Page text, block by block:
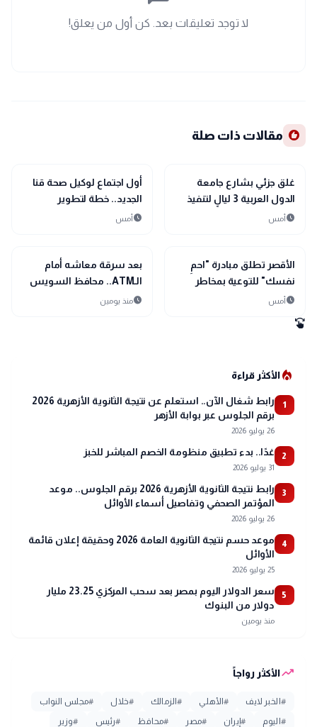
لا توجد تعليقات بعد. كن أول من يعلق!
recommend مقالات ذات صلة
map
أخبار المحافظات
غلق جزئي بشارع جامعة
الدول العربية 3 ليالٍ لتنفيذ
خط غاز جديد.. والجيزة
scheduleأمس
map
أخبار المحافظات
أول اجتماع لوكيل صحة قنا
الجديد.. خطة لتطوير
المستشفيات ودعم
scheduleأمس
map
أخبار المحافظات
الأقصر تطلق مبادرة "احمِ
نفسك" للتوعية بمخاطر
المراهنات الإلكترونية
scheduleأمس
map
أخبار المحافظات
بعد سرقة معاشه أمام
الـATM.. محافظ السويس
يتدخل لإنصاف مسن
scheduleمنذ يومين
swipe
local_fire_departmentالأكثر قراءة
1
رابط شغال الآن.. استعلم عن نتيجة الثانوية الأزهرية 2026
برقم الجلوس عبر بوابة الأزهر
26 يوليو 2026
2 غدًا.. بدء تطبيق منظومة الخصم المباشر للخبز
31 يوليو 2026
3
رابط نتيجة الثانوية الأزهرية 2026 برقم الجلوس.. موعد
المؤتمر الصحفي وتفاصيل أسماء الأوائل
26 يوليو 2026
4
موعد حسم نتيجة الثانوية العامة 2026 وحقيقة إعلان قائمة
الأوائل
25 يوليو 2026
5
سعر الدولار اليوم بمصر بعد سحب المركزي 23.25 مليار
دولار من البنوك
منذ يومين
trending_upالأكثر رواجاً
#الخبر لايف #الأهلي #الزمالك #خلال #مجلس النواب
#اليوم #إيران #مصر #محافظ #رئيس #وزير